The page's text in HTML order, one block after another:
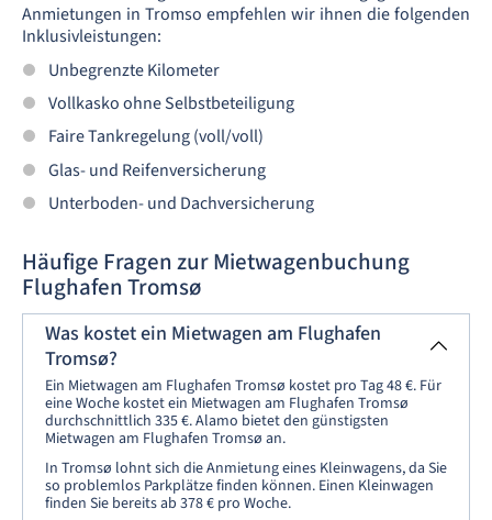
Anmietungen in Tromso empfehlen wir ihnen die folgenden
Inklusivleistungen:
Unbegrenzte Kilometer
Vollkasko ohne Selbstbeteiligung
Faire Tankregelung (voll/voll)
Glas- und Reifenversicherung
Unterboden- und Dachversicherung
Häufige Fragen zur Mietwagenbuchung
Flughafen Tromsø
Was kostet ein Mietwagen am Flughafen
Tromsø?
Ein Mietwagen am Flughafen Tromsø kostet pro Tag 48 €. Für
eine Woche kostet ein Mietwagen am Flughafen Tromsø
durchschnittlich 335 €. Alamo bietet den günstigsten
Mietwagen am Flughafen Tromsø an.
In Tromsø lohnt sich die Anmietung eines Kleinwagens, da Sie
so problemlos Parkplätze finden können. Einen Kleinwagen
finden Sie bereits ab 378 € pro Woche.